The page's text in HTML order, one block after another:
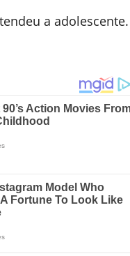
a adolescente.